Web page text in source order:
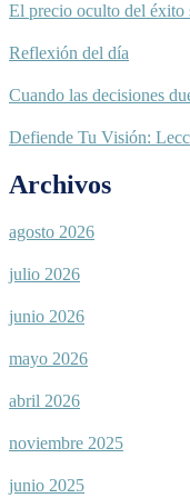
El precio oculto del éxito
Reflexión del día
Cuando las decisiones
Defiende Tu Visión:
Archivos
agosto 2026
julio 2026
junio 2026
mayo 2026
abril 2026
noviembre 2025
junio 2025